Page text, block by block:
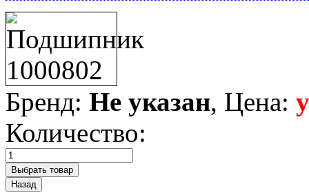
Бренд: Не указан, Цена:
Количество: